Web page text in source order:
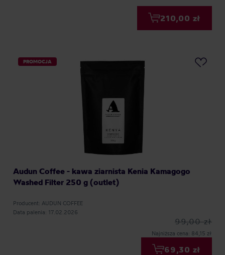
210,00 zł
PROMOCJA
Audun Coffee - kawa ziarnista Kenia Kamagogo
Washed Filter 250 g (outlet)
Producent: AUDUN COFFEE
Data palenia: 17.02.2026
99,00 zł
Najniższa cena: 84,15 zł
69,30 zł